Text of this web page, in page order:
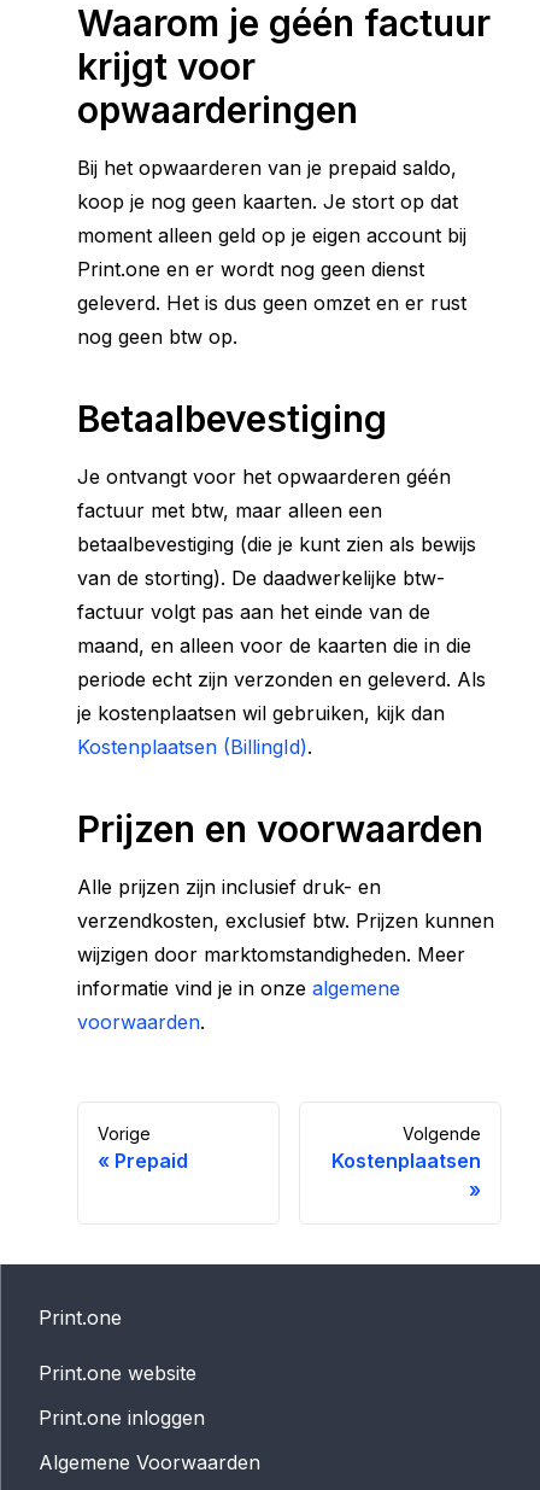
Waarom je géén factuur
krijgt voor
opwaarderingen
Bij het opwaarderen van je prepaid saldo,
koop je nog geen kaarten. Je stort op dat
moment alleen geld op je eigen account bij
Print.one en er wordt nog geen dienst
geleverd. Het is dus geen omzet en er rust
nog geen btw op.
Betaalbevestiging
Je ontvangt voor het opwaarderen géén
factuur met btw, maar alleen een
betaalbevestiging (die je kunt zien als bewijs
van de storting). De daadwerkelijke btw-
factuur volgt pas aan het einde van de
maand, en alleen voor de kaarten die in die
periode echt zijn verzonden en geleverd. Als
je kostenplaatsen wil gebruiken, kijk dan
Kostenplaatsen (BillingId).
Prijzen en voorwaarden
Alle prijzen zijn inclusief druk- en
verzendkosten, exclusief btw. Prijzen kunnen
wijzigen door marktomstandigheden. Meer
informatie vind je in onze algemene
voorwaarden.
Vorige
« Prepaid
Volgende
Kostenplaatsen
»
Print.one
Print.one website
Print.one inloggen
Algemene Voorwaarden